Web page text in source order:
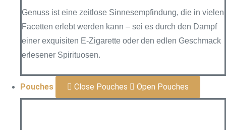
Genuss ist eine zeitlose Sinnesempfindung, die in vielen
Facetten erlebt werden kann – sei es durch den Dampf
einer exquisiten E-Zigarette oder den edlen Geschmack
erlesener Spirituosen.
Pouches Close Pouches Open Pouches